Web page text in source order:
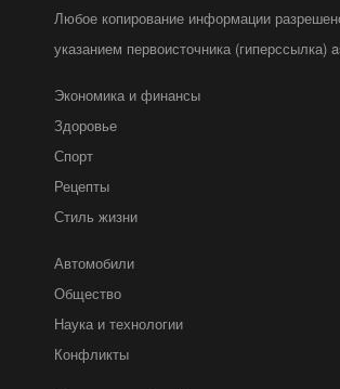
Любое копирование информации
указанием первоисточника (гиперссылка)
Экономика и финансы
Здоровье
Спорт
Рецепты
Стиль жизни
Автомобили
Общество
Наука и технологии
Конфликты